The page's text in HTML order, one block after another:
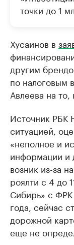
точки до 1
Хусаинов в
другим
по налоговым
Авлеева на то,
Источник РБК
ситуацией,
«неполное и
информации и
возник из-за
роялти с 4 до
Сибирь» с
года, сейчас
дорожной
еще не